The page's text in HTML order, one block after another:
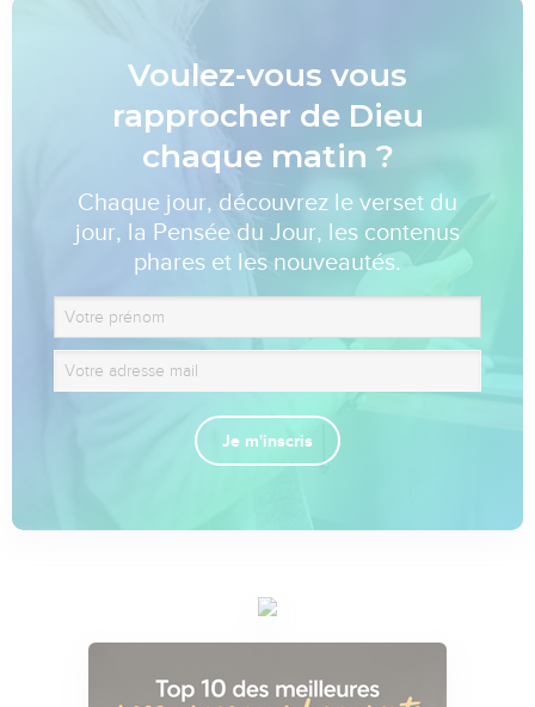
Voulez-vous vous
rapprocher de Dieu
chaque matin ?
Chaque jour, découvrez le verset du
jour, la Pensée du Jour, les contenus
phares et les nouveautés.
Je m'inscris